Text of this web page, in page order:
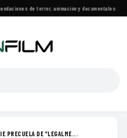
de terror, animación y documentales·Las
PRECUELA DE “LEGALME...